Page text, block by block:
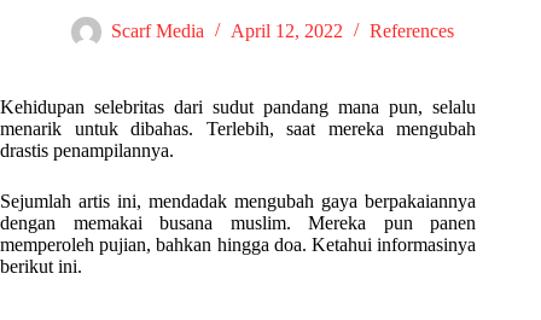
Scarf Media April 12, 2022 References
Kehidupan selebritas dari sudut pandang mana pun, selalu
menarik untuk dibahas. Terlebih, saat mereka mengubah
drastis penampilannya.
Sejumlah artis ini, mendadak mengubah gaya berpakaiannya
dengan memakai busana muslim. Mereka pun panen
memperoleh pujian, bahkan hingga doa. Ketahui informasinya
berikut ini.